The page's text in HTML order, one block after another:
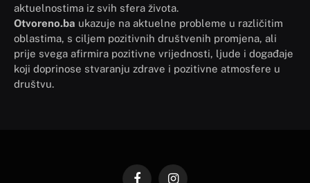
aktuelnostima iz svih sfera života.
Otvoreno.ba ukazuje na aktuelne probleme u različitim
oblastima, s ciljem pozitivnih društvenih promjena, ali
prije svega afirmira pozitivne vrijednosti, ljude i događaje
koji doprinose stvaranju zdrave i pozitivne atmosfere u
društvu.